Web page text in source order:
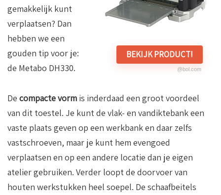
BEKIJK PRODUCT!
@bol.com
gemakkelijk kunt
verplaatsen? Dan
hebben we een
gouden tip voor je:
de Metabo DH330.
De compacte vorm is inderdaad een groot voordeel
van dit toestel. Je kunt de vlak- en vandiktebank een
vaste plaats geven op een werkbank en daar zelfs
vastschroeven, maar je kunt hem evengoed
verplaatsen en op een andere locatie dan je eigen
atelier gebruiken. Verder loopt de doorvoer van
houten werkstukken heel soepel. De schaafbeitels